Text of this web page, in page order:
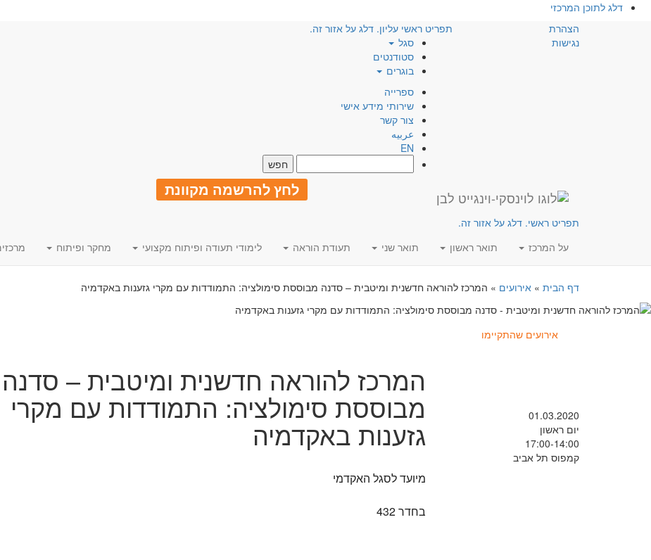
דלג לתוכן המרכזי
הצהרת
נגישות
תפריט ראשי עליון. דלג על אזור זה.
סגל
סטודנטים
בוגרים
ספרייה
שירותי מידע אישי
צור קשר
عربيه
EN
לחץ להרשמה מקוונת
תפריט ראשי. דלג על אזור זה.
על המרכז
תואר ראשון תואר שני תעודת הוראה לימודי תעודה ופיתוח מקצועי מחקר ופיתוח
דף הבית » אירועים » המרכז להוראה חדשנית ומיטבית – סדנה מבוססת סימולציה: התמודדות עם מקרי גזענות באקדמיה
אירועים שהתקיימו
01.03.2020
יום ראשון
17:00-14:00
קמפוס תל אביב
המרכז להוראה חדשנית ומיטבית – סדנה
מבוססת סימולציה: התמודדות עם מקרי
גזענות באקדמיה
מיועד לסגל האקדמי
בחדר 432